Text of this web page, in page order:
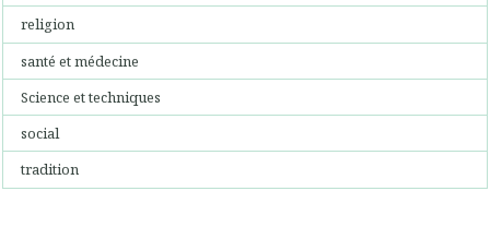
religion
santé et médecine
Science et techniques
social
tradition